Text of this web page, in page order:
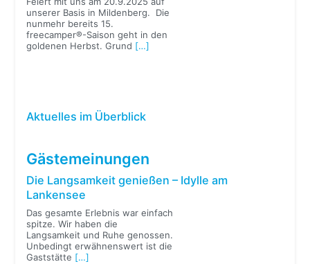
unserer Basis in Mildenberg. Die
nunmehr bereits 15.
freecamper®-Saison geht in den
goldenen Herbst. Grund […]
Aktuelles im Überblick
Gästemeinungen
Die Langsamkeit genießen – Idylle am
Lankensee
Das gesamte Erlebnis war einfach
spitze. Wir haben die
Langsamkeit und Ruhe genossen.
Unbedingt erwähnenswert ist die
Gaststätte […]